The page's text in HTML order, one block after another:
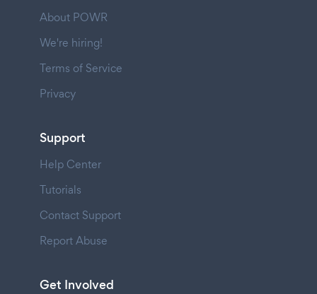
About POWR
We're hiring!
Terms of Service
Privacy
Support
Help Center
Tutorials
Contact Support
Report Abuse
Get Involved